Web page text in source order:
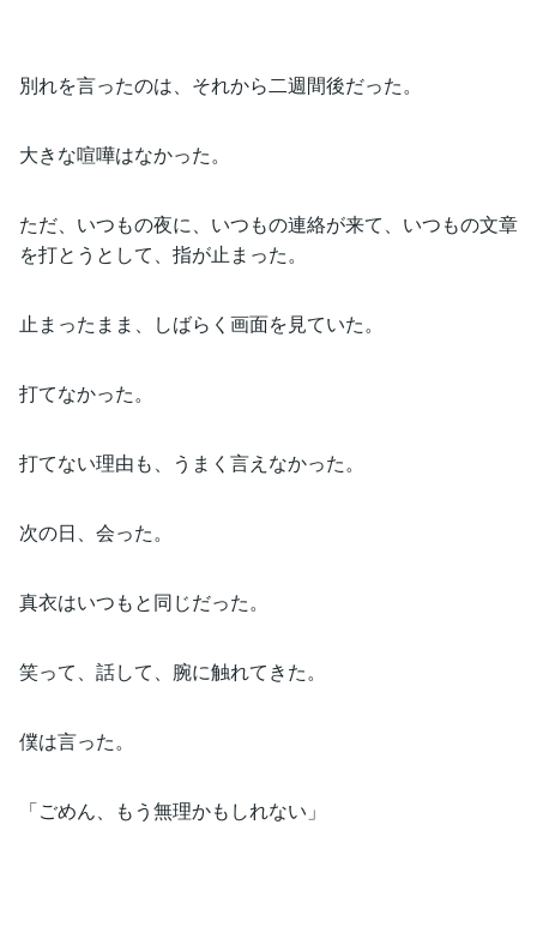
別れを言ったのは、それから二週間後だった。
大きな喧嘩はなかった。
ただ、いつもの夜に、いつもの連絡が来て、いつもの文章
を打とうとして、指が止まった。
止まったまま、しばらく画面を見ていた。
打てなかった。
打てない理由も、うまく言えなかった。
次の日、会った。
真衣はいつもと同じだった。
笑って、話して、腕に触れてきた。
僕は言った。
「ごめん、もう無理かもしれない」